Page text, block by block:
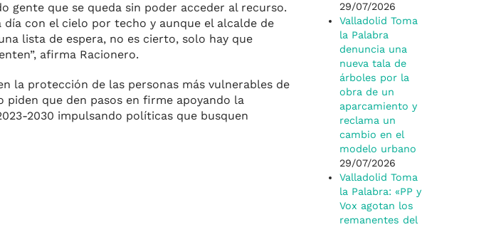
gente que se queda sin poder acceder al recurso.
con el cielo por techo y aunque el alcalde de
lista de espera, no es cierto, solo hay que
afirma Racionero.
la protección de las personas más vulnerables de
piden que den pasos en firme apoyando la
2030 impulsando políticas que busquen
29/07/2026
Valladolid Toma
la Palabra
denuncia una
nueva tala de
árboles por la
obra de un
aparcamiento y
reclama un
cambio en el
modelo urbano
29/07/2026
Valladolid Toma
la Palabra: «PP y
Vox agotan los
remanentes del